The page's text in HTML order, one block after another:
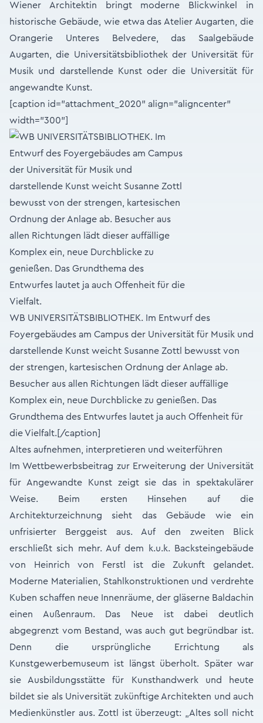
Wiener Architektin bringt moderne Blickwinkel in
historische Gebäude, wie etwa das Atelier Augarten, die
Orangerie Unteres Belvedere, das Saalgebäude
Augarten, die Universitätsbibliothek der Universität für
Musik und darstellende Kunst oder die Universität für
angewandte Kunst.
[caption id="attachment_2020" align="aligncenter"
width="300"]
WB UNIVERSITÄTSBIBLIOTHEK. Im Entwurf des
Foyergebäudes am Campus der Universität für Musik und
darstellende Kunst weicht Susanne Zottl bewusst von
der strengen, kartesischen Ordnung der Anlage ab.
Besucher aus allen Richtungen lädt dieser auffällige
Komplex ein, neue Durchblicke zu genießen. Das
Grundthema des Entwurfes lautet ja auch Offenheit für
die Vielfalt.[/caption]
Altes aufnehmen, interpretieren und weiterführen
Im Wettbewerbsbeitrag zur Erweiterung der Universität
für Angewandte Kunst zeigt sie das in spektakulärer
Weise. Beim ersten Hinsehen auf die
Architekturzeichnung sieht das Gebäude wie ein
unfrisierter Berggeist aus. Auf den zweiten Blick
erschließt sich mehr. Auf dem k.u.k. Backsteingebäude
von Heinrich von Ferstl ist die Zukunft gelandet.
Moderne Materialien, Stahlkonstruktionen und verdrehte
Kuben schaffen neue Innenräume, der gläserne Baldachin
einen Außenraum. Das Neue ist dabei deutlich
abgegrenzt vom Bestand, was auch gut begründbar ist.
Denn die ursprüngliche Errichtung als
Kunstgewerbemuseum ist längst überholt. Später war
sie Ausbildungsstätte für Kunsthandwerk und heute
bildet sie als Universität zukünftige Architekten und auch
Medienkünstler aus. Zottl ist überzeugt: „Altes soll nicht